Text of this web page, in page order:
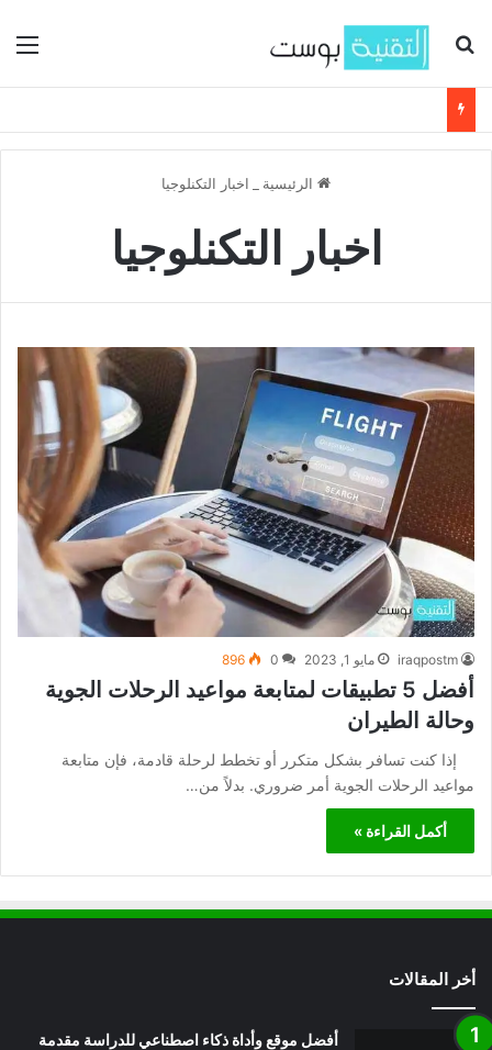
بحث عن
الرئيسية اخبار التكنلوجيا
اخبار التكنلوجيا
iraqpostm مايو 1, 2023 0
896
أفضل 5 تطبيقات لمتابعة مواعيد الرحلات الجوية
وحالة الطيران
إذا كنت تسافر بشكل متكرر أو تخطط لرحلة قادمة، فإن متابعة
مواعيد الرحلات الجوية أمر ضروري. بدلاً من…
أكمل القراءة »
أخر المقالات
أفضل موقع وأداة ذكاء اصطناعي للدراسة مقدمة